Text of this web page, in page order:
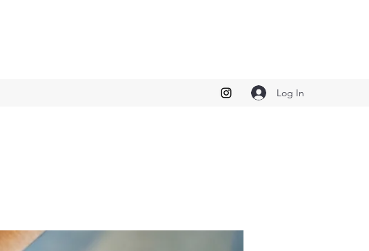
Log In